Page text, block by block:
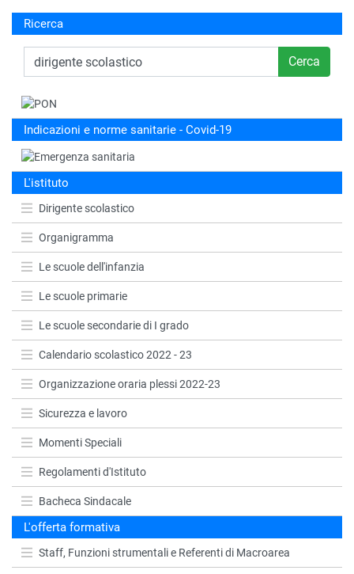
Ricerca
Cerca
Indicazioni e norme sanitarie - Covid-19
L'istituto
Dirigente scolastico
Organigramma
Le scuole dell'infanzia
Le scuole primarie
Le scuole secondarie di I grado
Calendario scolastico 2022 - 23
Organizzazione oraria plessi 2022-23
Sicurezza e lavoro
Momenti Speciali
Regolamenti d'Istituto
Bacheca Sindacale
L'offerta formativa
Staff, Funzioni strumentali e Referenti di Macroarea